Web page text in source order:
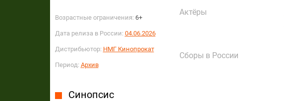
Возрастные ограничения: 6+
Дата релиза в России: 04.06.2026
Дистрибьютор: НМГ Кинопрокат
Период: Архив
Актёры
Сборы в России
Синопсис